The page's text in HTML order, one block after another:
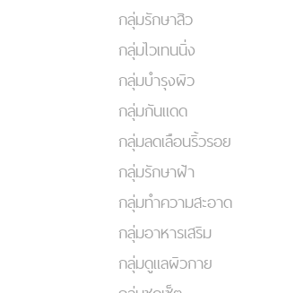
กลุ่มรักษาสิว
กลุ่มไวเทนนิ่ง
กลุ่มบำรุงผิว
กลุ่มกันแดด
กลุ่มลดเลือนริ้วรอย
กลุ่มรักษาฝ้า
กลุ่มทำความสะอาด
กลุ่มอาหารเสริม
กลุ่มดูแลผิวกาย